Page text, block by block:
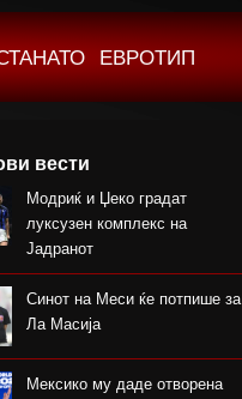
ЕВРОТИП
вести
Модриќ и Џеко градат
луксузен комплекс на
Јадранот
Синот на Меси ќе потпише за
Ла Масија
Мексико му даде отворена